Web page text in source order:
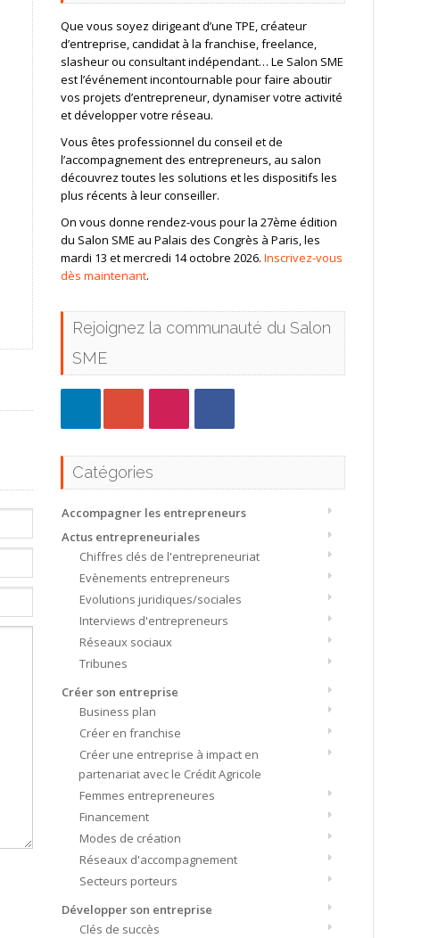
Que vous soyez dirigeant d’une TPE, créateur
d’entreprise, candidat à la franchise, freelance,
slasheur ou consultant indépendant… Le Salon SME
est l’événement incontournable pour faire aboutir
vos projets d’entrepreneur, dynamiser votre activité
et développer votre réseau.
Vous êtes professionnel du conseil et de
l’accompagnement des entrepreneurs, au salon
découvrez toutes les solutions et les dispositifs les
plus récents à leur conseiller.
On vous donne rendez-vous pour la 27ème édition
du Salon SME au Palais des Congrès à Paris, les
mardi 13 et mercredi 14 octobre 2026.Inscrivez-vous
dès maintenant.
Rejoignez la communauté du Salon
SME
Catégories
Accompagner les entrepreneurs
Actus entrepreneuriales
Chiffres clés de l'entrepreneuriat
Evènements entrepreneurs
Evolutions juridiques/sociales
Interviews d'entrepreneurs
Réseaux sociaux
Tribunes
Créer son entreprise
Business plan
Créer en franchise
Créer une entreprise à impact en
partenariat avec le Crédit Agricole
Femmes entrepreneures
Financement
Modes de création
Réseaux d'accompagnement
Secteurs porteurs
Développer son entreprise
Clés de succès